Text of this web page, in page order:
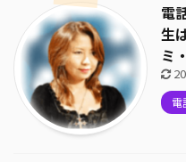
電
生
ミ
電